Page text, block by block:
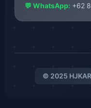
💬 WhatsApp: +62
© 2025